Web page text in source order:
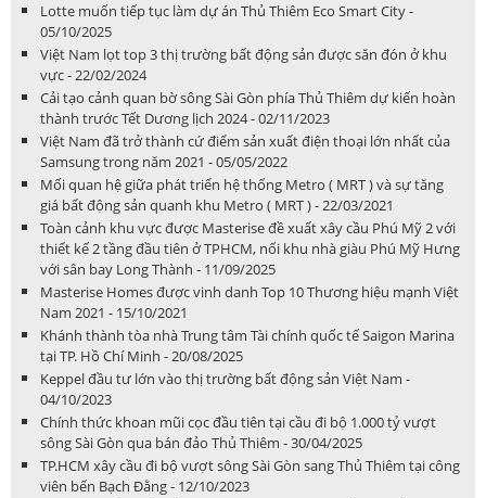
Lotte muốn tiếp tục làm dự án Thủ Thiêm Eco Smart City -
05/10/2025
Việt Nam lọt top 3 thị trường bất động sản được săn đón ở khu
vực - 22/02/2024
Cải tạo cảnh quan bờ sông Sài Gòn phía Thủ Thiêm dự kiến hoàn
thành trước Tết Dương lịch 2024 - 02/11/2023
Việt Nam đã trở thành cứ điểm sản xuất điện thoại lớn nhất của
Samsung trong năm 2021 - 05/05/2022
Mối quan hệ giữa phát triển hệ thống Metro ( MRT ) và sự tăng
giá bất động sản quanh khu Metro ( MRT ) - 22/03/2021
Toàn cảnh khu vực được Masterise đề xuất xây cầu Phú Mỹ 2 với
thiết kế 2 tầng đầu tiên ở TPHCM, nối khu nhà giàu Phú Mỹ Hưng
với sân bay Long Thành - 11/09/2025
Masterise Homes được vinh danh Top 10 Thương hiệu mạnh Việt
Nam 2021 - 15/10/2021
Khánh thành tòa nhà Trung tâm Tài chính quốc tế Saigon Marina
tại TP. Hồ Chí Minh - 20/08/2025
Keppel đầu tư lớn vào thị trường bất động sản Việt Nam -
04/10/2023
Chính thức khoan mũi cọc đầu tiên tại cầu đi bộ 1.000 tỷ vượt
sông Sài Gòn qua bán đảo Thủ Thiêm - 30/04/2025
TP.HCM xây cầu đi bộ vượt sông Sài Gòn sang Thủ Thiêm tại công
viên bến Bạch Đằng - 12/10/2023